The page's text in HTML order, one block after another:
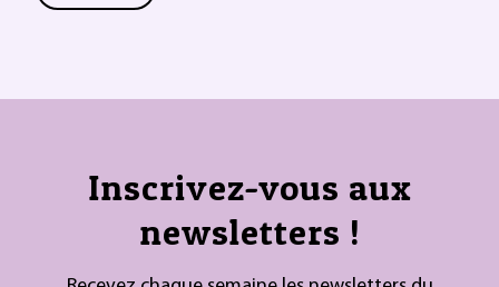
Inscrivez-vous aux
newsletters !